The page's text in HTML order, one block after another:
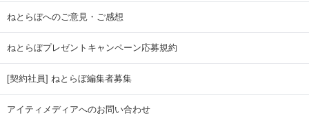
ねとらぼへのご意見・ご感想
ねとらぼプレゼントキャンペーン応募規約
[契約社員] ねとらぼ編集者募集
アイティメディアへのお問い合わせ